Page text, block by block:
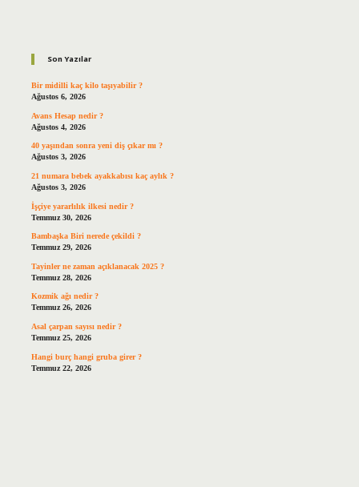
Son Yazılar
Bir midilli kaç kilo taşıyabilir ?
Ağustos 6, 2026
Avans Hesap nedir ?
Ağustos 4, 2026
40 yaşından sonra yeni diş çıkar mı ?
Ağustos 3, 2026
21 numara bebek ayakkabısı kaç aylık ?
Ağustos 3, 2026
İşçiye yararlılık ilkesi nedir ?
Temmuz 30, 2026
Bambaşka Biri nerede çekildi ?
Temmuz 29, 2026
Tayinler ne zaman açıklanacak 2025 ?
Temmuz 28, 2026
Kozmik ağı nedir ?
Temmuz 26, 2026
Asal çarpan sayısı nedir ?
Temmuz 25, 2026
Hangi burç hangi gruba girer ?
Temmuz 22, 2026